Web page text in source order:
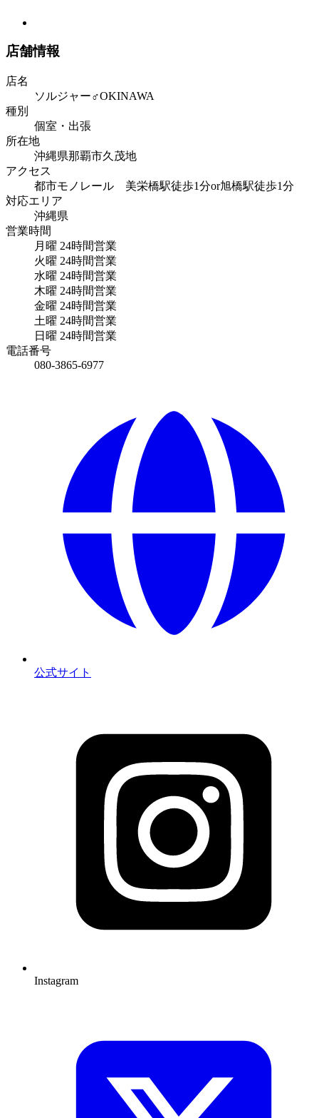
店舗情報
店名
ソルジャー♂OKINAWA
種別
個室・出張
所在地
沖縄県那覇市久茂地
アクセス
都市モノレール 美栄橋駅徒歩1分or旭橋駅徒歩1分
対応エリア
沖縄県
営業時間
月曜 24時間営業
火曜 24時間営業
水曜 24時間営業
木曜 24時間営業
金曜 24時間営業
土曜 24時間営業
日曜 24時間営業
電話番号
080-3865-6977
公式サイト
Instagram